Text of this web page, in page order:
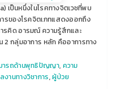
เป็นหนึ่งในโรคทางจิตเวชที่พบ
ารของโรคจิตเภทแสดงออกถึง
รคิด อารมณ์ ความรู้สึกและ
กลุ่มอาการ หลัก คืออาการทาง
ารถด้านพุทธิปัญญา, ความ
งานทางวิชาการ,ผู้ป่วย